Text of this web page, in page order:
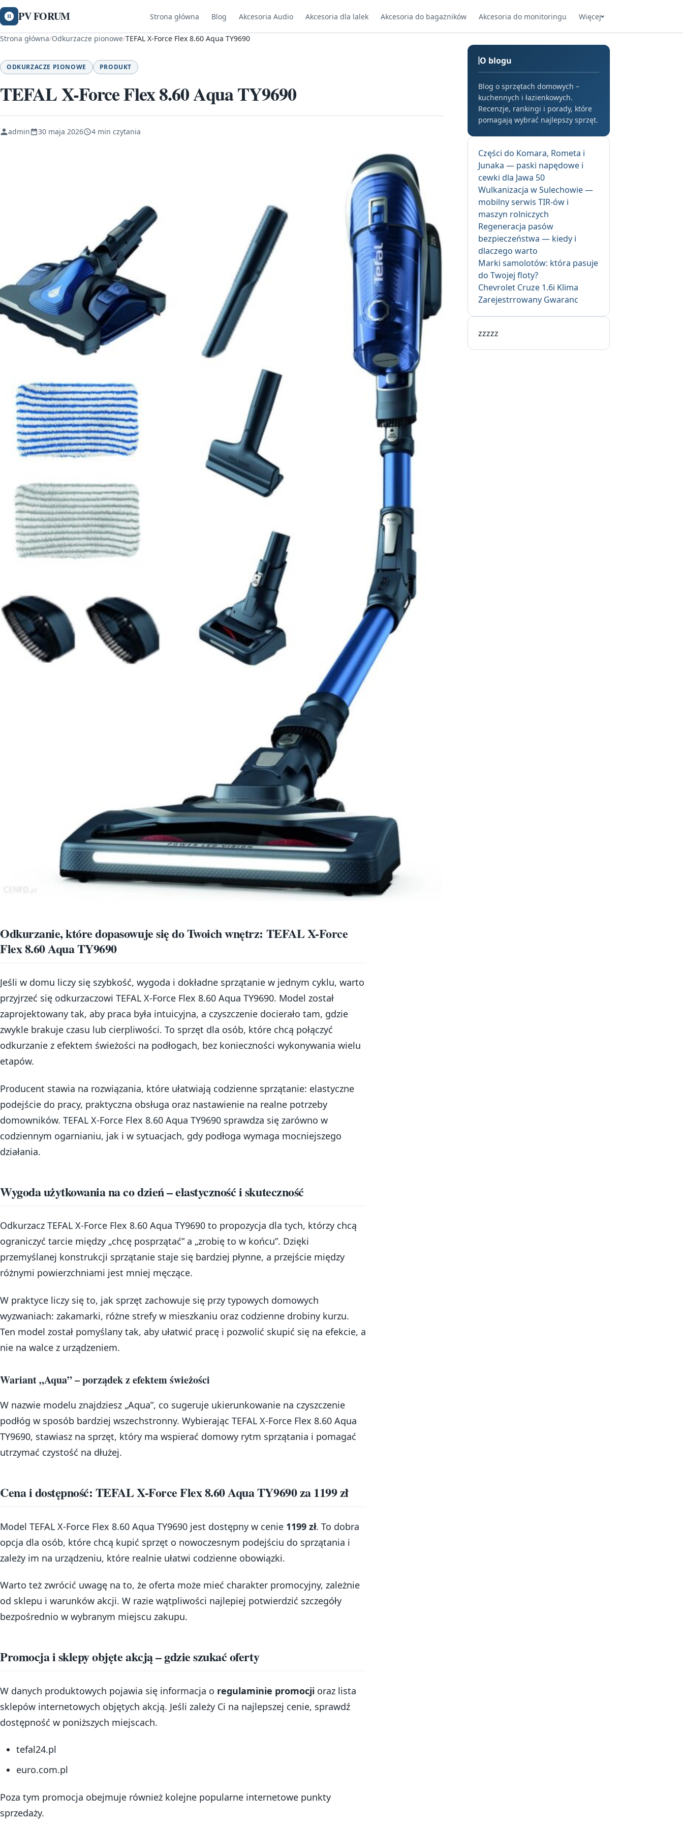
PV FORUM Strona główna Blog Akcesoria Audio Akcesoria dla lalek Akcesoria do bagażników Akcesoria do monitoringu Więcej
Strona główna/Odkurzacze pionowe/TEFAL X-Force Flex 8.60 Aqua TY9690
ODKURZACZE PIONOWE PRODUKT
TEFAL X-Force Flex 8.60 Aqua TY9690
admin 30 maja 2026 4 min czytania
Odkurzanie, które dopasowuje się do Twoich wnętrz: TEFAL X-Force
Flex 8.60 Aqua TY9690
Jeśli w domu liczy się szybkość, wygoda i dokładne sprzątanie w jednym cyklu, warto
przyjrzeć się odkurzaczowi TEFAL X-Force Flex 8.60 Aqua TY9690. Model został
zaprojektowany tak, aby praca była intuicyjna, a czyszczenie docierało tam, gdzie
zwykle brakuje czasu lub cierpliwości. To sprzęt dla osób, które chcą połączyć
odkurzanie z efektem świeżości na podłogach, bez konieczności wykonywania wielu
etapów.
Producent stawia na rozwiązania, które ułatwiają codzienne sprzątanie: elastyczne
podejście do pracy, praktyczna obsługa oraz nastawienie na realne potrzeby
domowników. TEFAL X-Force Flex 8.60 Aqua TY9690 sprawdza się zarówno w
codziennym ogarnianiu, jak i w sytuacjach, gdy podłoga wymaga mocniejszego
działania.
Wygoda użytkowania na co dzień – elastyczność i skuteczność
Odkurzacz TEFAL X-Force Flex 8.60 Aqua TY9690 to propozycja dla tych, którzy chcą
ograniczyć tarcie między „chcę posprzątać” a „zrobię to w końcu”. Dzięki
przemyślanej konstrukcji sprzątanie staje się bardziej płynne, a przejście między
różnymi powierzchniami jest mniej męczące.
W praktyce liczy się to, jak sprzęt zachowuje się przy typowych domowych
wyzwaniach: zakamarki, różne strefy w mieszkaniu oraz codzienne drobiny kurzu.
Ten model został pomyślany tak, aby ułatwić pracę i pozwolić skupić się na efekcie, a
nie na walce z urządzeniem.
Wariant „Aqua” – porządek z efektem świeżości
W nazwie modelu znajdziesz „Aqua”, co sugeruje ukierunkowanie na czyszczenie
podłóg w sposób bardziej wszechstronny. Wybierając TEFAL X-Force Flex 8.60 Aqua
TY9690, stawiasz na sprzęt, który ma wspierać domowy rytm sprzątania i pomagać
utrzymać czystość na dłużej.
Cena i dostępność: TEFAL X-Force Flex 8.60 Aqua TY9690 za 1199 zł
Model TEFAL X-Force Flex 8.60 Aqua TY9690 jest dostępny w cenie 1199 zł. To dobra
opcja dla osób, które chcą kupić sprzęt o nowoczesnym podejściu do sprzątania i
zależy im na urządzeniu, które realnie ułatwi codzienne obowiązki.
Warto też zwrócić uwagę na to, że oferta może mieć charakter promocyjny, zależnie
od sklepu i warunków akcji. W razie wątpliwości najlepiej potwierdzić szczegóły
bezpośrednio w wybranym miejscu zakupu.
Promocja i sklepy objęte akcją – gdzie szukać oferty
W danych produktowych pojawia się informacja o regulaminie promocji oraz lista
sklepów internetowych objętych akcją. Jeśli zależy Ci na najlepszej cenie, sprawdź
dostępność w poniższych miejscach.
tefal24.pl
euro.com.pl
Poza tym promocja obejmuje również kolejne popularne internetowe punkty
sprzedaży.
O blogu
Blog o sprzętach domowych –
kuchennych i łazienkowych.
Recenzje, rankingi i porady, które
pomagają wybrać najlepszy sprzęt.
Części do Komara, Rometa i
Junaka — paski napędowe i
cewki dla Jawa 50
Wulkanizacja w Sulechowie —
mobilny serwis TIR-ów i
maszyn rolniczych
Regeneracja pasów
bezpieczeństwa — kiedy i
dlaczego warto
Marki samolotów: która pasuje
do Twojej floty?
Chevrolet Cruze 1.6i Klima
Zarejestrrowany Gwaranc
zzzzz